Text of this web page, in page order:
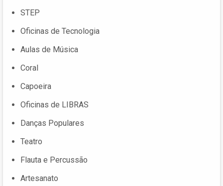
STEP
Oficinas de Tecnologia
Aulas de Música
Coral
Capoeira
Oficinas de LIBRAS
Danças Populares
Teatro
Flauta e Percussão
Artesanato